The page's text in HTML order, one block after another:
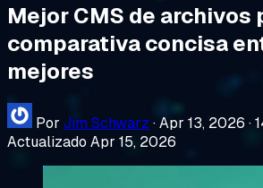
Mejor CMS de archivos
comparativa concisa
mejores
Por Jim Schwarz ·Apr 13, 2026 ·
Actualizado Apr 15, 2026